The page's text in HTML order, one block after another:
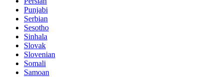
Punjabi
Serbian
Sesotho
Sinhala
Slovak
Slovenian
Somali
Samoan